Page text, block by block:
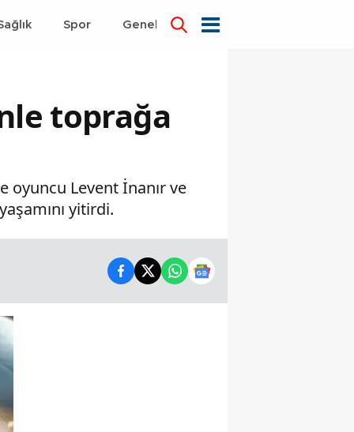
Spor Genel Dünya
toprağa
oyuncu Levent İnanır ve
yitirdi.